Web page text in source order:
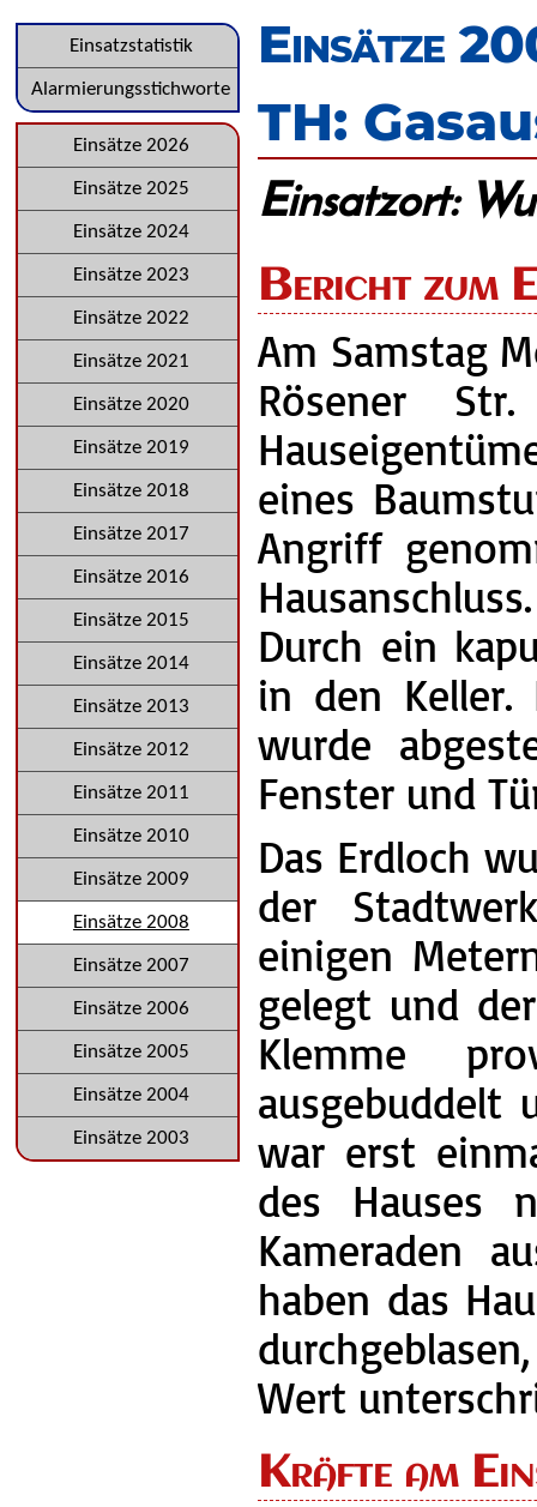
Einsätze
TH:
Einsatzort:
Bericht zum
Am Samstag
Rösener
eines
Angriff
Durch ein
in den Keller.
wurde
Fenster und
Das Erdloch
der
einigen
gelegt und
Klemme
ausgebuddelt
war erst
des Hauses
Kameraden
haben das
Wert
Kräfte am
Navigation
überspringen
Einsatzstatistik
Alarmierungsstichworte
Navigation
überspringen
Einsätze 2026
Einsätze 2025
Einsätze 2024
Einsätze 2023
Einsätze 2022
Einsätze 2021
Einsätze 2020
Einsätze 2019
Einsätze 2018
Einsätze 2017
Einsätze 2016
Einsätze 2015
Einsätze 2014
Einsätze 2013
Einsätze 2012
Einsätze 2011
Einsätze 2010
Einsätze 2009
Einsätze 2008
Einsätze 2007
Einsätze 2006
Einsätze 2005
Einsätze 2004
Einsätze 2003